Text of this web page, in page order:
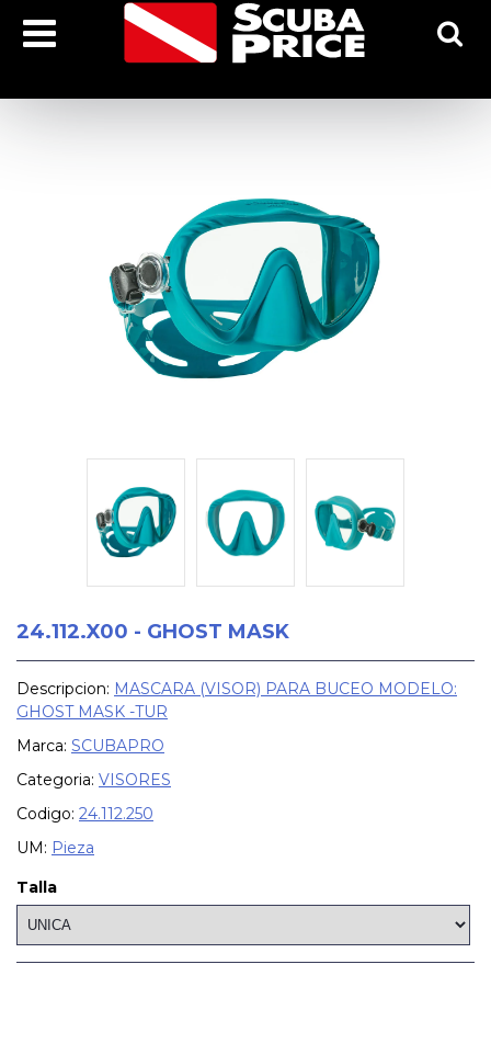
24.112.X00 - GHOST MASK
Descripcion: MASCARA (VISOR) PARA BUCEO MODELO:
GHOST MASK -TUR
Marca: SCUBAPRO
Categoria: VISORES
Codigo: 24.112.250
UM: Pieza
Talla